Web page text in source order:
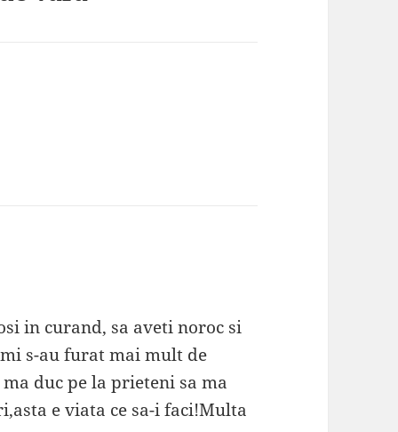
in curand, sa aveti noroc si
s-au furat mai mult de
duc pe la prieteni sa ma
e viata ce sa-i faci!Multa